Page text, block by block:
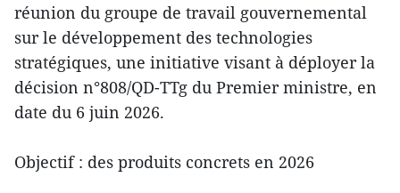
réunion du groupe de travail gouvernemental
sur le développement des technologies
stratégiques, une initiative visant à déployer la
décision n°808/QD-TTg du Premier ministre, en
date du 6 juin 2026.
Objectif : des produits concrets en 2026